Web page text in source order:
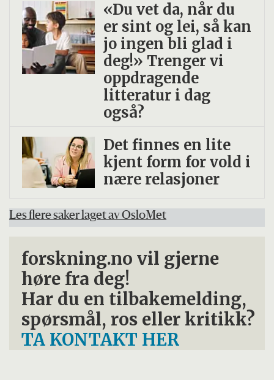
«Du vet da, når du
er sint og lei, så kan
jo ingen bli glad i
deg!» Trenger vi
oppdragende
litteratur i dag
også?
Det finnes en lite
kjent form for vold i
nære relasjoner
Les flere saker laget av OsloMet
forskning.no vil gjerne
høre fra deg!
Har du en tilbakemelding,
spørsmål, ros eller kritikk?
TA KONTAKT HER